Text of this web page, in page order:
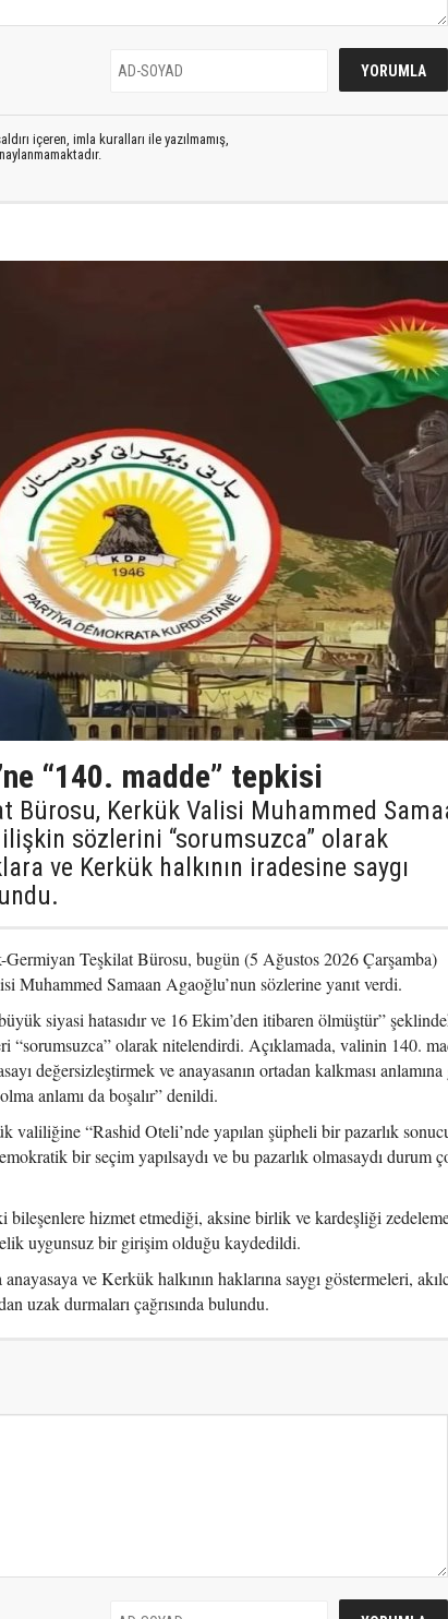
içeren, imla kuralları ile yazılmamış,
“140. madde” tepkisi
Bürosu, Kerkük Valisi Muhammed
sözlerini “sorumsuzca” olarak
ve Kerkük halkının iradesine saygı
Teşkilat Bürosu, bugün (5 Ağustos 2026 Çarşamba)
Muhammed Samaan Agaoğlu’nun sözlerine yanıt verdi.
siyasi hatasıdır ve 16 Ekim’den itibaren ölmüştür”
“sorumsuzca” olarak nitelendirdi. Açıklamada, valinin 140.
değersizleştirmek ve anayasanın ortadan kalkması
anlamı da boşalır” denildi.
valiliğine “Rashid Oteli’nde yapılan şüpheli bir pazarlık
bir seçim yapılsaydı ve bu pazarlık olmasaydı durum
bileşenlere hizmet etmediği, aksine birlik ve kardeşliği
uygunsuz bir girişim olduğu kaydedildi.
ve Kerkük halkının haklarına saygı göstermeleri,
uzak durmaları çağrısında bulundu.